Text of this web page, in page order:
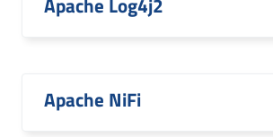
Apache NiFi